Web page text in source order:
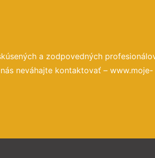
a zodpovedných
neváhajte kontaktovať – www.moje-